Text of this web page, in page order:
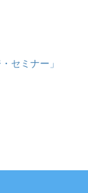
セミナー」